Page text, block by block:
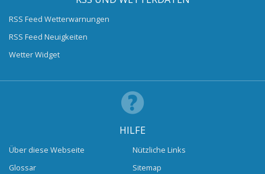
RSS Feed Wetterwarnungen
RSS Feed Neuigkeiten
Wetter Widget
HILFE
Über diese Webseite
Glossar
Nützliche Links
Sitemap